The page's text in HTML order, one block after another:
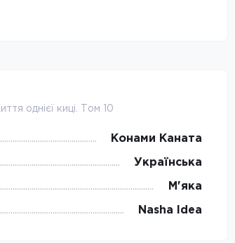
однієї киці. Том 10
Конами Каната
Українська
М'яка
Nasha Idea